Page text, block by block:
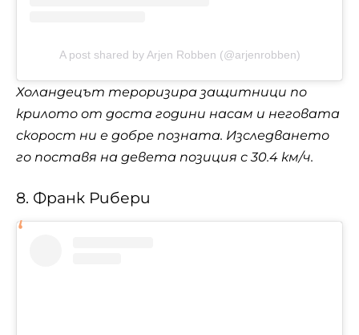
A post shared by Arjen Robben (@arjenrobben)
Холандецът тероризира защитници по
крилото от доста години насам и неговата
скорост ни е добре позната. Изследването
го поставя на девета позиция с 30.4 км/ч.
8. Франк Рибери